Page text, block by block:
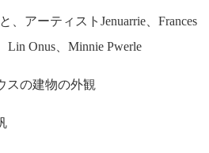
、アーティストJenuarrie、Frances
Lin Onus、Minnie Pwerle
スの建物の外観